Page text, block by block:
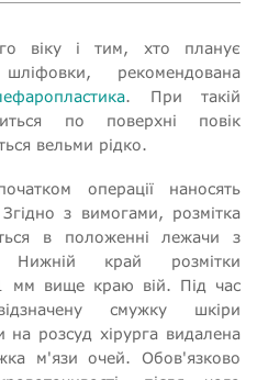
віку і тим, хто планує
рекомендована
. При такій
по поверхні повік
вельми рідко.
операції наносять
з вимогами, розмітка
в положенні лежачи з
край розмітки
мм вище краю вій. Під час
смужку шкіри
розсуд хірурга видалена
м'язи очей. Обов'язково